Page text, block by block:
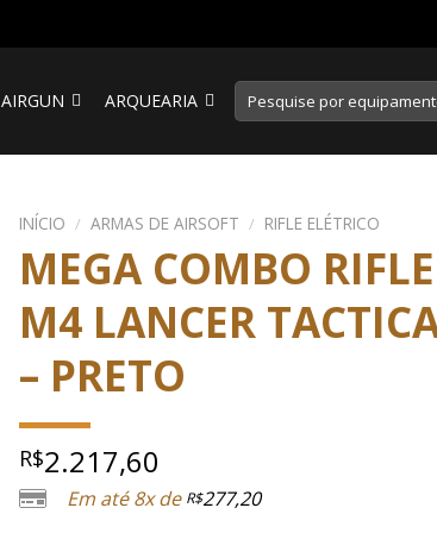
AIRGUN ARQUEARIA
Pesquisar
por:
INÍCIO / ARMAS DE AIRSOFT / RIFLE ELÉTRICO
MEGA COMBO
M4 LANCER
– PRETO
R$2.217,60
Em até 8x de R$277,20